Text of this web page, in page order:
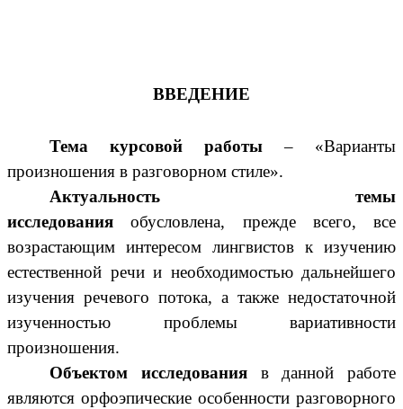
ВВЕДЕНИЕ
Тема курсовой работы – «Варианты
произношения в разговорном стиле».
Актуальность темы
исследования обусловлена, прежде всего, все
возрастающим интересом лингвистов к изучению
естественной речи и необходимостью дальнейшего
изучения речевого потока, а также недостаточной
изученностью проблемы вариативности
произношения.
Объектом исследования в данной работе
являются орфоэпические особенности разговорного